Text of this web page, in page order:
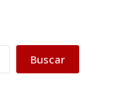
Buscar